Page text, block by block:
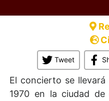
Tweet
El concierto se
1970 en la ciudad